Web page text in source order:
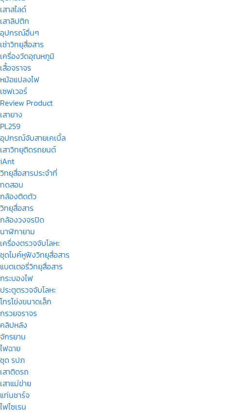
เสาสไลด์
เสาลิปติก
อุปกรณ์อื่นๆ
เช่าวิทยุสื่อสาร
เครื่องวัดอุณหภูมิ
เสื้อจราจร
หม้อแปลงไฟ
เซฟเวอร์
Review Product
เสายาง
PL259
อุปกรณ์จับสายเคเบิ้ล
เสาวิทยุติดรถยนต์
iAnt
วิทยุสื่อสารประจำที่
ทดสอบ
กล้องติดตัว
วิทยุสื่อสาร
กล้องวงจรปิด
นาฬิกายาม
เครื่องตรวจจับโลหะ
ชุดไมค์หูฟังวิทยุสื่อสาร
แบตเตอรี่วิทยุสื่อสาร
กระบองไฟ
ประตูตรวจจับโลหะ
โทรโข่งขนาดเล็ก
กรวยจราจร
คลิปหลัง
จักรยาน
ไฟฉาย
ชุด รปภ
เสาติดรถ
เสาแม่ข่าย
แท่นชาร์จ
ไฟไซเรน